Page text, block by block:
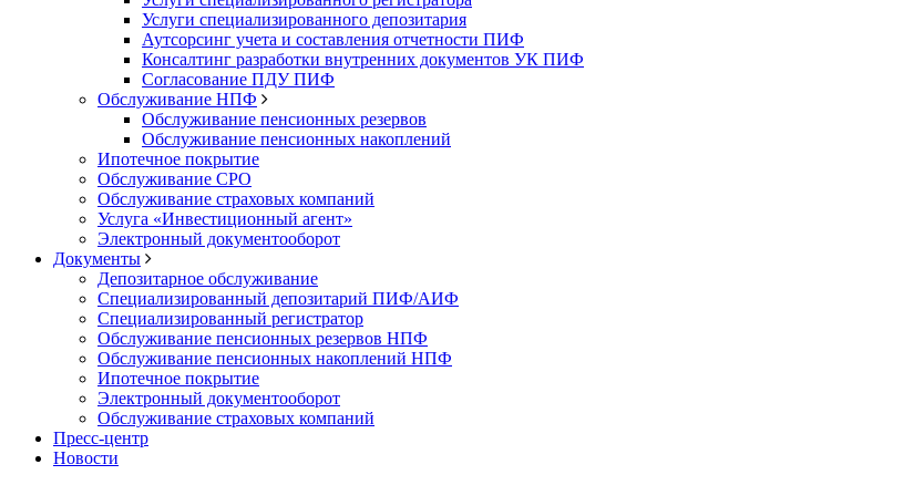
Услуги специализированного депозитария
Аутсорсинг учета и составления отчетности ПИФ
Консалтинг разработки внутренних документов УК ПИФ
Согласование ПДУ ПИФ
Обслуживание НПФ
Обслуживание пенсионных резервов
Обслуживание пенсионных накоплений
Ипотечное покрытие
Обслуживание СРО
Обслуживание страховых компаний
Услуга «Инвестиционный агент»
Электронный документооборот
Документы
Депозитарное обслуживание
Специализированный депозитарий ПИФ/АИФ
Специализированный регистратор
Обслуживание пенсионных резервов НПФ
Обслуживание пенсионных накоплений НПФ
Ипотечное покрытие
Электронный документооборот
Обслуживание страховых компаний
Пресс-центр
Новости